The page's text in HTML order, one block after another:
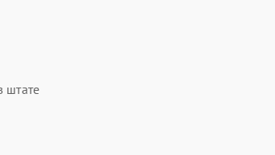
штате